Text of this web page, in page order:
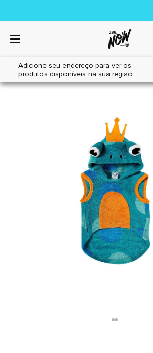
Adicione seu endereço para ver os
produtos disponíveis na sua região.
Home|Cães|Acessórios